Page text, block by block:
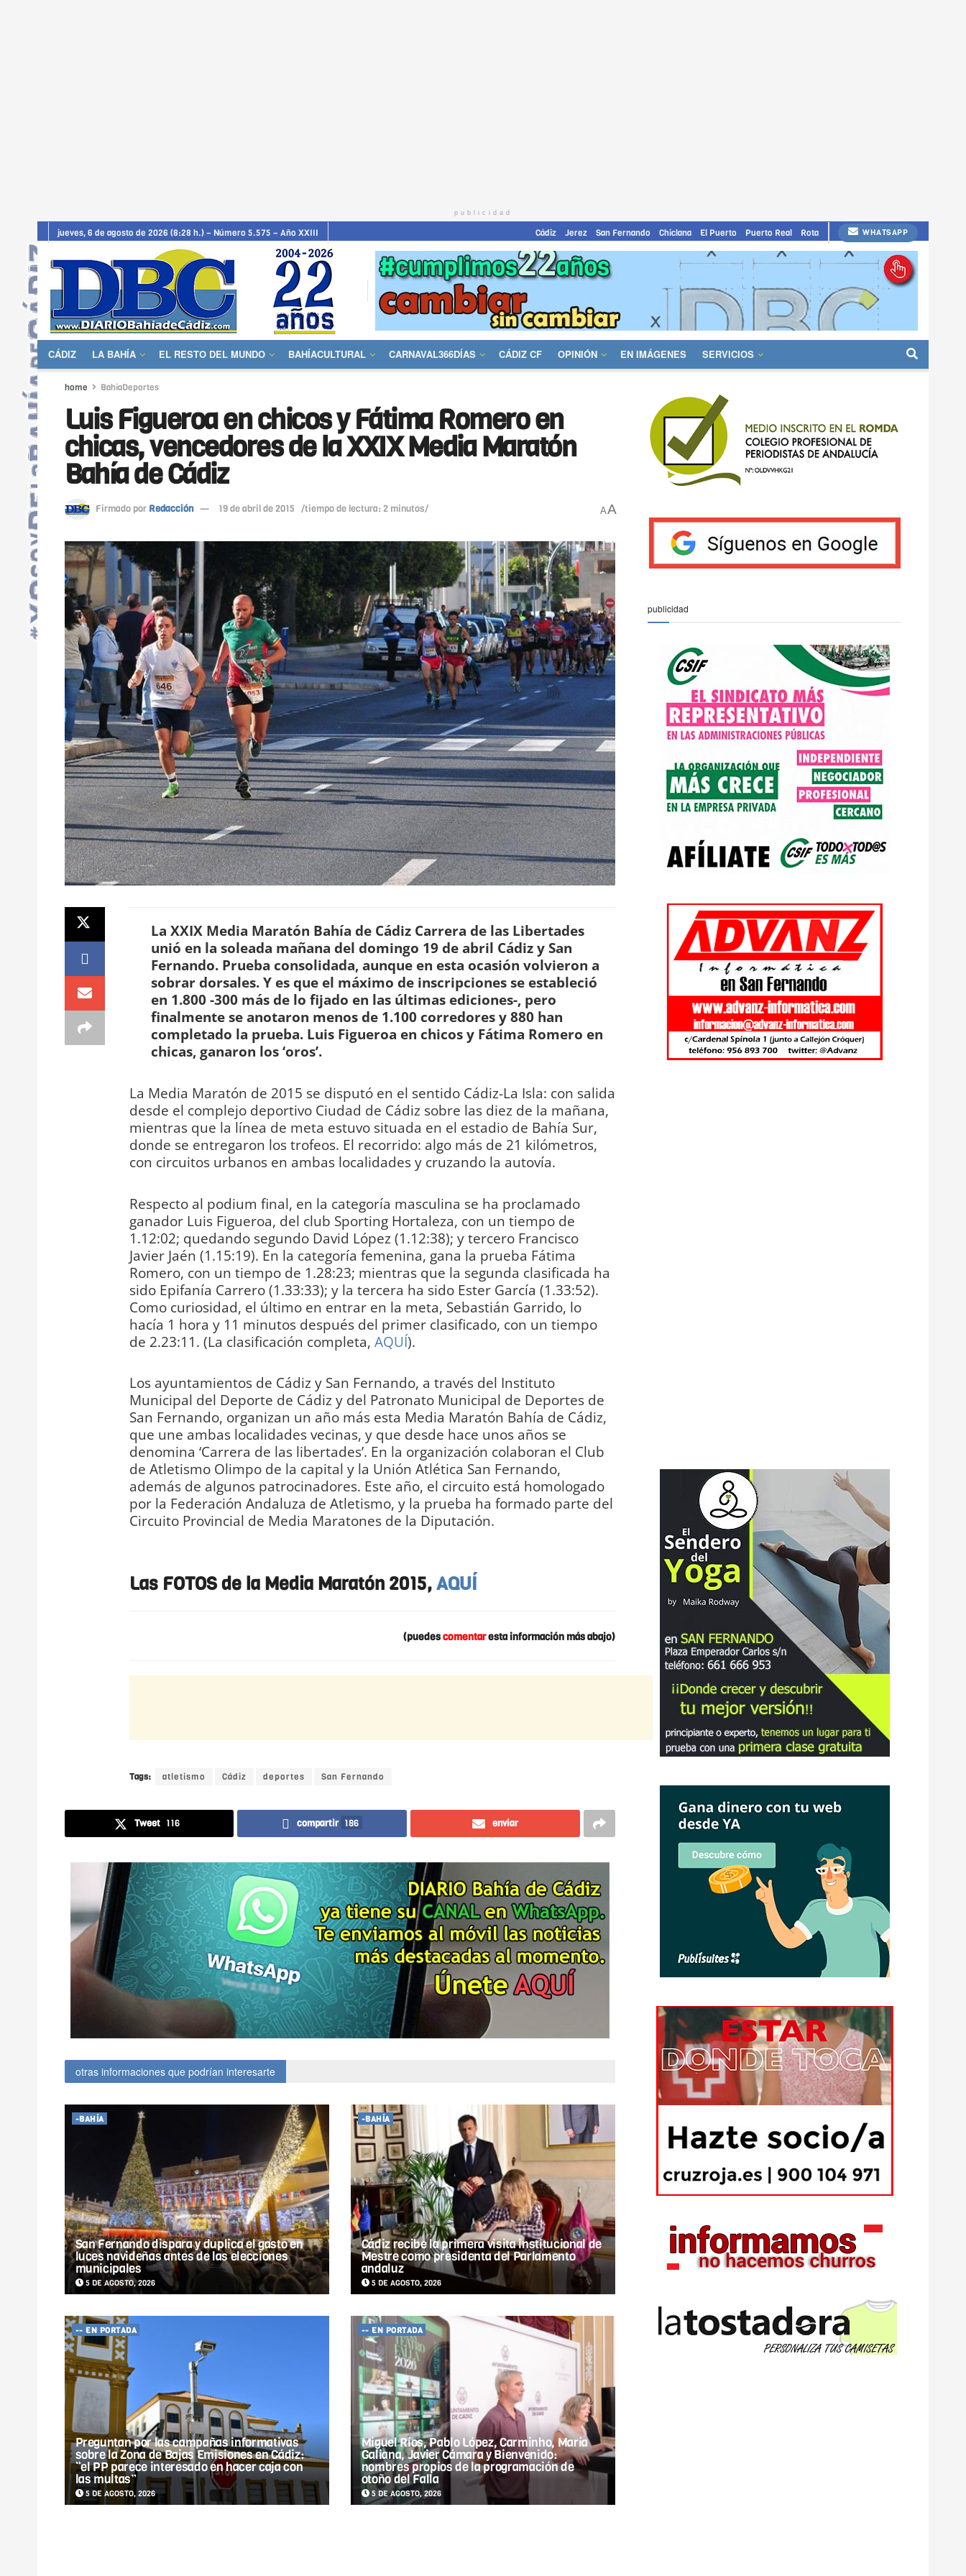
publicidad
jueves, 6 de agosto de 2026 (8:28 h.) – Número 5.575 – Año XXIII Cádiz Jerez San Fernando Chiclana El Puerto Puerto Real Rota WHATSAPP
CÁDIZ LA BAHÍA EL RESTO DEL MUNDO BAHÍACULTURAL CARNAVAL366DÍAS CÁDIZ CF OPINIÓN EN IMÁGENES SERVICIOS
home BahíaDeportes
Luis Figueroa en chicos y Fátima Romero en
chicas, vencedores de la XXIX Media Maratón
Bahía de Cádiz
Firmado por Redacción 19 de abril de 2015 /tiempo de lectura: 2 minutos/ AA
La XXIX Media Maratón Bahía de Cádiz Carrera de las Libertades
unió en la soleada mañana del domingo 19 de abril Cádiz y San
Fernando. Prueba consolidada, aunque en esta ocasión volvieron a
sobrar dorsales. Y es que el máximo de inscripciones se estableció
en 1.800 -300 más de lo fijado en las últimas ediciones-, pero
finalmente se anotaron menos de 1.100 corredores y 880 han
completado la prueba. Luis Figueroa en chicos y Fátima Romero en
chicas, ganaron los ‘oros’.
La Media Maratón de 2015 se disputó en el sentido Cádiz-La Isla: con salida
desde el complejo deportivo Ciudad de Cádiz sobre las diez de la mañana,
mientras que la línea de meta estuvo situada en el estadio de Bahía Sur,
donde se entregaron los trofeos. El recorrido: algo más de 21 kilómetros,
con circuitos urbanos en ambas localidades y cruzando la autovía.
Respecto al podium final, en la categoría masculina se ha proclamado
ganador Luis Figueroa, del club Sporting Hortaleza, con un tiempo de
1.12:02; quedando segundo David López (1.12:38); y tercero Francisco
Javier Jaén (1.15:19). En la categoría femenina, gana la prueba Fátima
Romero, con un tiempo de 1.28:23; mientras que la segunda clasificada ha
sido Epifanía Carrero (1.33:33); y la tercera ha sido Ester García (1.33:52).
Como curiosidad, el último en entrar en la meta, Sebastián Garrido, lo
hacía 1 hora y 11 minutos después del primer clasificado, con un tiempo
de 2.23:11. (La clasificación completa, AQUÍ).
Los ayuntamientos de Cádiz y San Fernando, a través del Instituto
Municipal del Deporte de Cádiz y del Patronato Municipal de Deportes de
San Fernando, organizan un año más esta Media Maratón Bahía de Cádiz,
que une ambas localidades vecinas, y que desde hace unos años se
denomina ‘Carrera de las libertades’. En la organización colaboran el Club
de Atletismo Olimpo de la capital y la Unión Atlética San Fernando,
además de algunos patrocinadores. Este año, el circuito está homologado
por la Federación Andaluza de Atletismo, y la prueba ha formado parte del
Circuito Provincial de Media Maratones de la Diputación.
Las FOTOS de la Media Maratón 2015,AQUÍ
(puedescomentaresta información más abajo)
Tags: atletismo Cádiz deportes San Fernando
Tweet 116 compartir 186 enviar
otras informaciones que podrían interesarte
-BAHÍA
San Fernando dispara y duplica el gasto en
luces navideñas antes de las elecciones
municipales
5 DE AGOSTO, 2026
-BAHÍA
Cádiz recibe la primera visita institucional de
Mestre como presidenta del Parlamento
andaluz
5 DE AGOSTO, 2026
-- EN PORTADA
Preguntan por las campañas informativas
sobre la Zona de Bajas Emisiones en Cádiz:
“el PP parece interesado en hacer caja con
las multas”
5 DE AGOSTO, 2026
-- EN PORTADA
Miguel Ríos, Pablo López, Carminho, María
Galiana, Javier Cámara y Bienvenido:
nombres propios de la programación de
otoño del Falla
5 DE AGOSTO, 2026
publicidad